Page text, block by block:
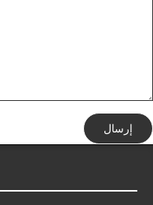
إرسال